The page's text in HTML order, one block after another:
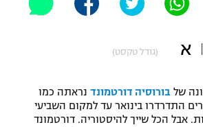
בפרסים
1 – "מרלן"
א (גודל טקסט)
של בורוסיה דורטמונד נראתה כמו
התדרדרו בינואר עד למקום השביעי
אבל הכל שייך להיסטוריה. דורטמונד